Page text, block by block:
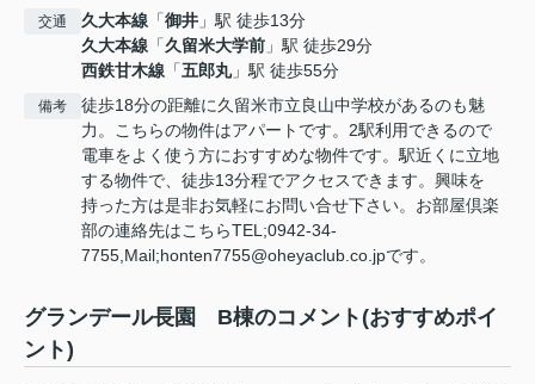
交通 久大本線 「御井 」駅 徒歩13分
久大本線 「久留米大学前 」駅 徒歩29分
西鉄甘木線 「五郎丸」駅 徒歩55分
備考
徒歩18分の距離に久留米市立良山中学校があるのも魅
力。こちらの物件はアパートです。2駅利用できるので
電車をよく使う方におすすめな物件です。駅近くに立地
する物件で、徒歩13分程でアクセスできます。興味を
持った方は是非お気軽にお問い合せ下さい。お部屋倶楽
部の連絡先はこちらTEL;0942-34-
7755,Mail;honten7755@oheyaclub.co.jpです。
グランデール長園 B棟のコメント(おすすめポイ
ント)